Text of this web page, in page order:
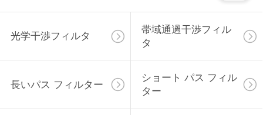
POLICY
光学干渉フィルタ
帯域通過干渉フィル
タ
長いパス フィルター
ショート パス フィル
ター